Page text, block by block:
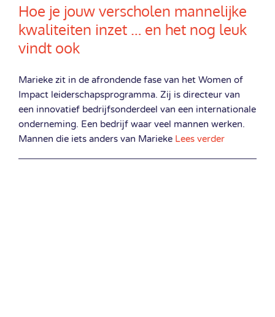
Hoe je jouw verscholen mannelijke
kwaliteiten inzet … en het nog leuk
vindt ook
Marieke zit in de afrondende fase van het Women of
Impact leiderschapsprogramma. Zij is directeur van
een innovatief bedrijfsonderdeel van een internationale
onderneming. Een bedrijf waar veel mannen werken.
Mannen die iets anders van Marieke Lees verder